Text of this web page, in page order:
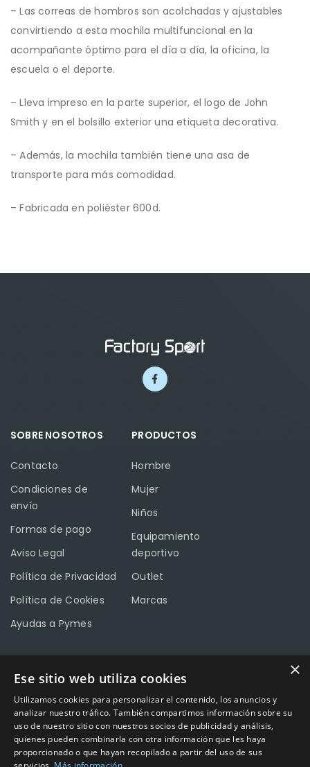
– Las correas de hombros son acolchadas y ajustables
convirtiendo a esta mochila multifuncional en la
acompañante óptimo para el día a día, la oficina, la
escuela o el deporte.
– Lleva impreso en la parte superior, el logo de John
Smith y en el bolsillo exterior una etiqueta decorativa.
– Además, la mochila también tiene una asa de
transporte para más comodidad.
– Fabricada en poliéster 600d.
SOBRE NOSOTROS
Contacto
Condiciones de
envío
Formas de pago
Aviso Legal
Política de Privacidad
Política de Cookies
Ayudas a Pymes
PRODUCTOS
Hombre
Mujer
Niños
Equipamiento
deportivo
Outlet
Marcas
CONTACTO
Calle Méndez Núñez nº3 – Fuente Palmera 14120 Córdoba
Teléfono957 04 96 57
Emailinfo@factory-sport.es
×
Ese sitio web utiliza cookies
Utilizamos cookies para personalizar el contenido, los anuncios y
analizar nuestro tráfico. También compartimos información sobre su
uso de nuestro sitio con nuestros socios de publicidad y análisis,
quienes pueden combinarla con otra información que les haya
proporcionado o que hayan recopilado a partir del uso de sus